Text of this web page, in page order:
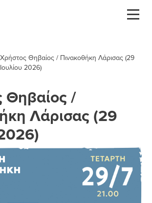
Χρήστος Θηβαίος / Πινακοθήκη Λάρισας (29
Ιουλίου 2026)
Θηβαίος /
Λάρισας (29